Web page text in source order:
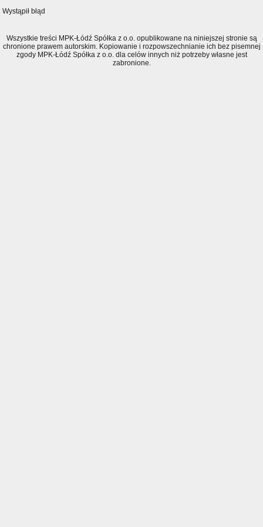
Wystąpił błąd
Wszystkie treści MPK-Łódź Spółka z o.o. opublikowane na niniejszej stronie są
chronione prawem autorskim. Kopiowanie i rozpowszechnianie ich bez pisemnej
zgody MPK-Łódź Spółka z o.o. dla celów innych niż potrzeby własne jest
zabronione.